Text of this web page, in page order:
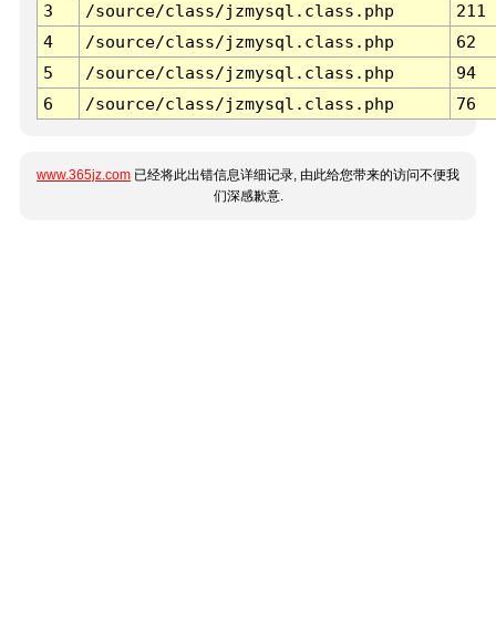
3 /source/class/jzmysql.class.php
211
4
/source/class/jzmysql.class.php
62
5
/source/class/jzmysql.class.php
94
6
/source/class/jzmysql.class.php 76
www.365jz.com 已经将此出错信息详细记录, 由此给您带来的访问不便我
们深感歉意.